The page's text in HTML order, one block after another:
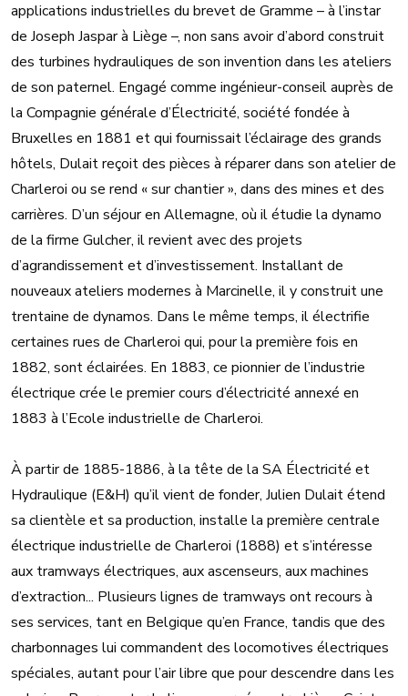
applications industrielles du brevet de Gramme – à l’instar
de Joseph Jaspar à Liège –, non sans avoir d’abord construit
des turbines hydrauliques de son invention dans les ateliers
de son paternel. Engagé comme ingénieur-conseil auprès de
la Compagnie générale d’Électricité, société fondée à
Bruxelles en 1881 et qui fournissait l’éclairage des grands
hôtels, Dulait reçoit des pièces à réparer dans son atelier de
Charleroi ou se rend « sur chantier », dans des mines et des
carrières. D’un séjour en Allemagne, où il étudie la dynamo
de la firme Gulcher, il revient avec des projets
d’agrandissement et d’investissement. Installant de
nouveaux ateliers modernes à Marcinelle, il y construit une
trentaine de dynamos. Dans le même temps, il électrifie
certaines rues de Charleroi qui, pour la première fois en
1882, sont éclairées. En 1883, ce pionnier de l’industrie
électrique crée le premier cours d’électricité annexé en
1883 à l’Ecole industrielle de Charleroi.
À partir de 1885-1886, à la tête de la SA Électricité et
Hydraulique (E&H) qu’il vient de fonder, Julien Dulait étend
sa clientèle et sa production, installe la première centrale
électrique industrielle de Charleroi (1888) et s’intéresse
aux tramways électriques, aux ascenseurs, aux machines
d’extraction... Plusieurs lignes de tramways ont recours à
ses services, tant en Belgique qu’en France, tandis que des
charbonnages lui commandent des locomotives électriques
spéciales, autant pour l’air libre que pour descendre dans les